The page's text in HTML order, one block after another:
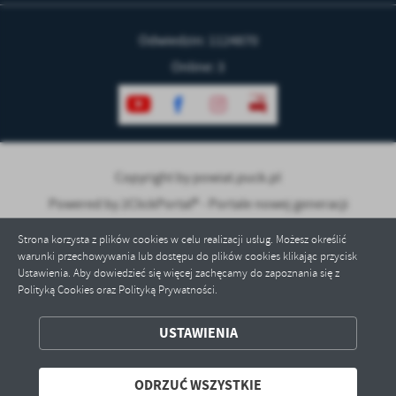
Strona korzysta z plików cookies w celu realizacji usług. Możesz określić
warunki przechowywania lub dostępu do plików cookies klikając przycisk
Ustawienia. Aby dowiedzieć się więcej zachęcamy do zapoznania się z
Polityką Cookies oraz Polityką Prywatności.
USTAWIENIA
ODRZUĆ WSZYSTKIE
ZAPISZ WYBRANE
ODRZUĆ WSZYSTKIE
Odwiedzin: 1124870
Online: 3
Copyright by powiat.puck.pl
Powered by 2ClickPortal® - Portale nowej generacji